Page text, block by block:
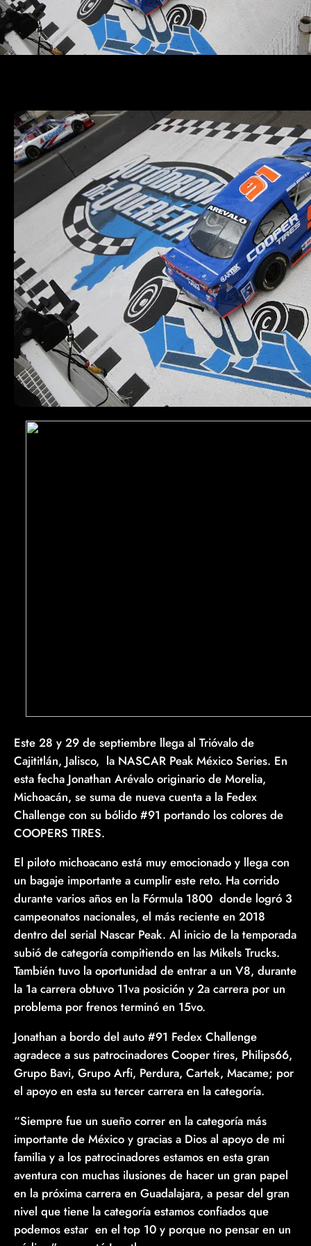
Este 28 y 29 de septiembre llega al Trióvalo de
Cajititlán, Jalisco, la NASCAR Peak México Series. En
esta fecha Jonathan Arévalo originario de Morelia,
Michoacán, se suma de nueva cuenta a la Fedex
Challenge con su bólido #91 portando los colores de
COOPERS TIRES.
El piloto michoacano está muy emocionado y llega con
un bagaje importante a cumplir este reto. Ha corrido
durante varios años en la Fórmula 1800 donde logró 3
campeonatos nacionales, el más reciente en 2018
dentro del serial Nascar Peak. Al inicio de la temporada
subió de categoría compitiendo en las Mikels Trucks.
También tuvo la oportunidad de entrar a un V8, durante
la 1a carrera obtuvo 11va posición y 2a carrera por un
problema por frenos terminó en 15vo.
Jonathan a bordo del auto #91 Fedex Challenge
agradece a sus patrocinadores Cooper tires, Philips66,
Grupo Bavi, Grupo Arfi, Perdura, Cartek, Macame; por
el apoyo en esta su tercer carrera en la categoría.
“Siempre fue un sueño correr en la categoría más
importante de México y gracias a Dios al apoyo de mi
familia y a los patrocinadores estamos en esta gran
aventura con muchas ilusiones de hacer un gran papel
en la próxima carrera en Guadalajara, a pesar del gran
nivel que tiene la categoría estamos confiados que
podemos estar en el top 10 y porque no pensar en un